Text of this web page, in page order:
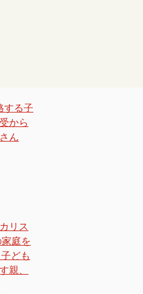
する子
から
ん
リス
庭を
ども
親、